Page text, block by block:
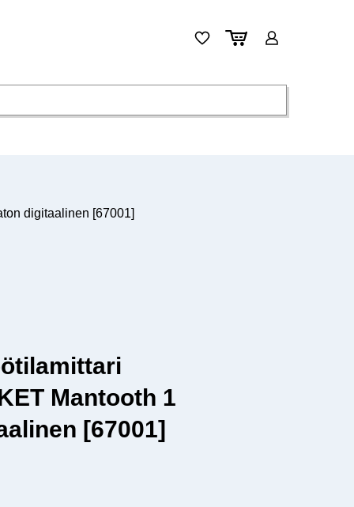
digitaalinen [67001]
Mantooth 1
[67001]